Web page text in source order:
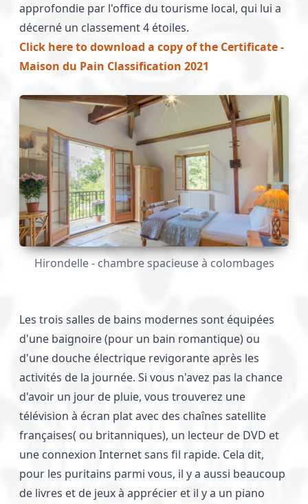
approfondie par l'office du tourisme local, qui lui a
décerné un classement 4 étoiles.
Click here to download a copy of the Certificate -
Maison du Pain Classification 2021
Hirondelle - chambre spacieuse à colombages
Les trois salles de bains modernes sont équipées
d'une baignoire (pour un bain romantique) ou
d'une douche électrique revigorante après les
activités de la journée. Si vous n'avez pas la chance
d'avoir un jour de pluie, vous trouverez une
télévision à écran plat avec des chaînes satellite
françaises( ou britanniques), un lecteur de DVD et
une connexion Internet sans fil rapide. Cela dit,
pour les puritains parmi vous, il y a aussi beaucoup
de livres et de jeux à apprécier et il y a un piano